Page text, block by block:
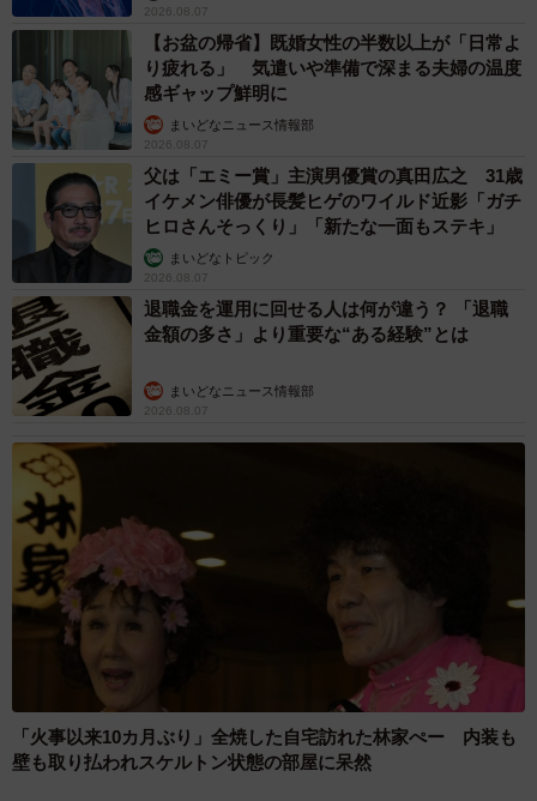
2026.08.07
【お盆の帰省】既婚女性の半数以上が「日常よ
り疲れる」 気遣いや準備で深まる夫婦の温度
感ギャップ鮮明に
まいどなニュース情報部
2026.08.07
父は「エミー賞」主演男優賞の真田広之 31歳
イケメン俳優が長髪ヒゲのワイルド近影「ガチ
ヒロさんそっくり」「新たな一面もステキ」
まいどなトピック
2026.08.07
退職金を運用に回せる人は何が違う？ 「退職
金額の多さ」より重要な“ある経験”とは
まいどなニュース情報部
2026.08.07
「火事以来10カ月ぶり」全焼した自宅訪れた林家ぺー 内装も
壁も取り払われスケルトン状態の部屋に呆然